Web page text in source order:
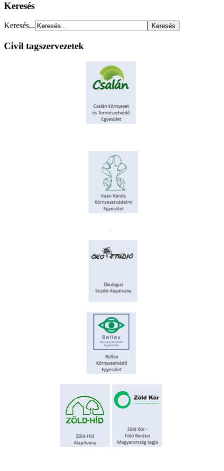
Keresés
Keresés...
Civil tagszervezetek